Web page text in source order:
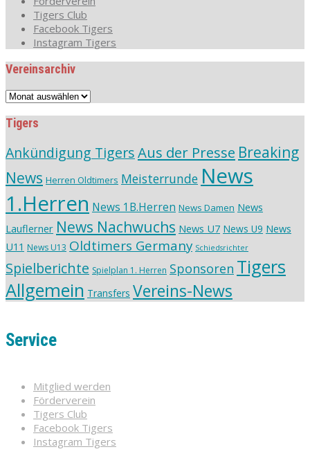
Tigers Club
Facebook Tigers
Instagram Tigers
Vereinsarchiv
Vereinsarchiv
Tigers
Ankündigung TigersAus der Presse Breaking
News Herren Oldtimers Meisterrunde News
1.Herren News 1B.Herren News Damen News
Lauflerner News Nachwuchs News U7 News U9 News
U11 News U13 Oldtimers Germany Schiedsrichter
Spielberichte Spielplan 1. Herren Sponsoren Tigers
Allgemein Transfers Vereins-News
Service
Mitglied werden
Förderverein
Tigers Club
Facebook Tigers
Instagram Tigers